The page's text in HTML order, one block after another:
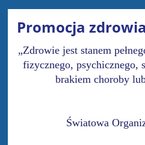
Promocja
„Zdrowie jest stanem
fizycznego, psychicznego,
brakiem choroby
Światowa